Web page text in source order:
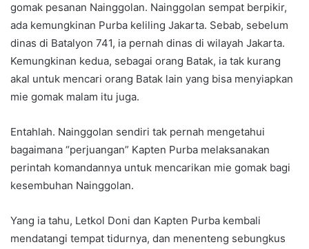
gomak pesanan Nainggolan. Nainggolan sempat berpikir,
ada kemungkinan Purba keliling Jakarta. Sebab, sebelum
dinas di Batalyon 741, ia pernah dinas di wilayah Jakarta.
Kemungkinan kedua, sebagai orang Batak, ia tak kurang
akal untuk mencari orang Batak lain yang bisa menyiapkan
mie gomak malam itu juga.
Entahlah. Nainggolan sendiri tak pernah mengetahui
bagaimana “perjuangan” Kapten Purba melaksanakan
perintah komandannya untuk mencarikan mie gomak bagi
kesembuhan Nainggolan.
Yang ia tahu, Letkol Doni dan Kapten Purba kembali
mendatangi tempat tidurnya, dan menenteng sebungkus